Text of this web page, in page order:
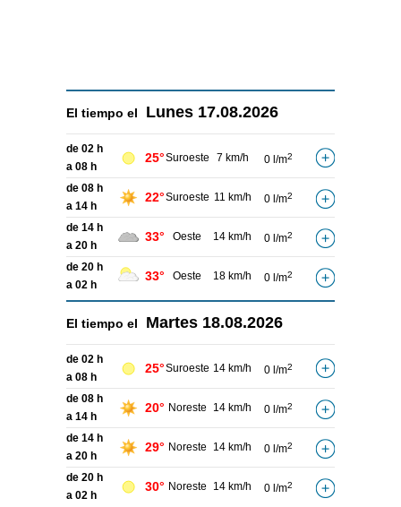
El tiempo el Lunes 17.08.2026
de 02 h
a 08 h
25°Suroeste 7 km/h 0 l/m2
de 08 h
a 14 h
22°Suroeste 11 km/h 0 l/m2
de 14 h
a 20 h
33° Oeste 14 km/h 0 l/m2
de 20 h
a 02 h
33° Oeste 18 km/h 0 l/m2
El tiempo el Martes 18.08.2026
de 02 h
a 08 h
25°Suroeste 14 km/h 0 l/m2
de 08 h
a 14 h
20° Noreste 14 km/h 0 l/m2
de 14 h
a 20 h
29° Noreste 14 km/h 0 l/m2
de 20 h
a 02 h
30° Noreste 14 km/h 0 l/m2